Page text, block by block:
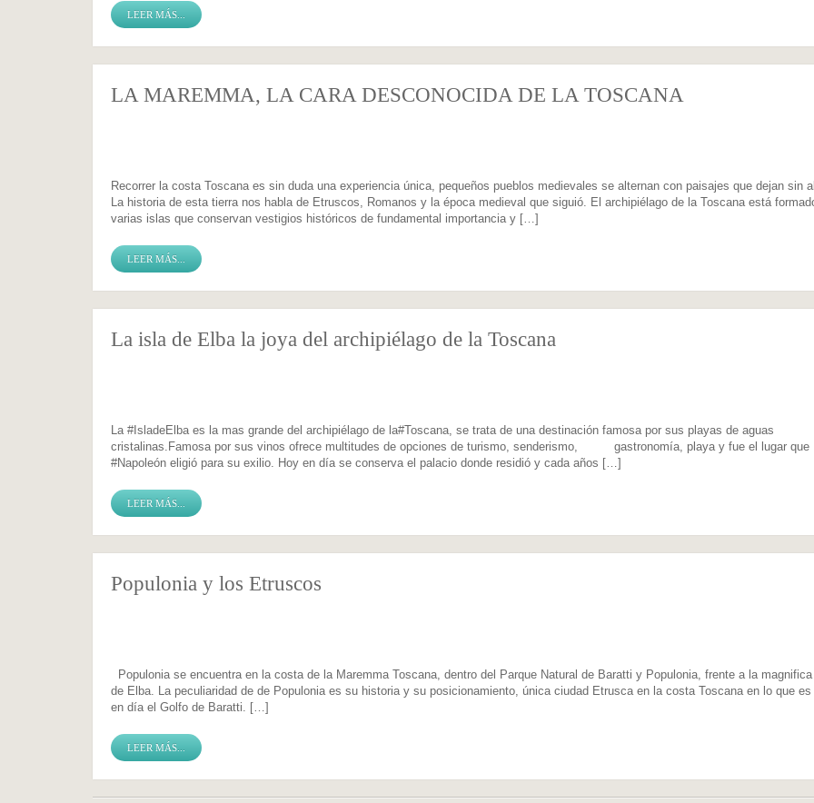
LEER MÁS...
LA MAREMMA, LA CARA DESCONOCIDA DE LA TOSCANA
Recorrer la costa Toscana es sin duda una experiencia única, pequeños pueblos medievales se alternan con paisajes que dejan sin
La historia de esta tierra nos habla de Etruscos, Romanos y la época medieval que siguió. El archipiélago de la Toscana está
varias islas que conservan vestigios históricos de fundamental importancia y […]
LEER MÁS...
La isla de Elba la joya del archipiélago de la Toscana
La ‪#‎IsladeElba‬ es la mas grande del archipiélago de la#Toscana, se trata de una destinación famosa por sus playas de aguas
cristalinas.Famosa por sus vinos ofrece multitudes de opciones de turismo, senderismo, gastronomía, playa y fue el lugar que
‪#‎Napoleón‬ eligió para su exilio. Hoy en día se conserva el palacio donde residió y cada años […]
LEER MÁS...
Populonia y los Etruscos
Populonia se encuentra en la costa de la Maremma Toscana, dentro del Parque Natural de Baratti y Populonia, frente a la
de Elba. La peculiaridad de de Populonia es su historia y su posicionamiento, única ciudad Etrusca en la costa Toscana en lo que es
en día el Golfo de Baratti. […]
LEER MÁS...